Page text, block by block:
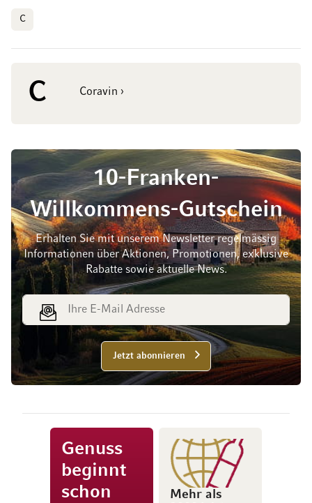
C
C Coravin ›
10-Franken-
Willkommens-Gutschein
Erhalten Sie mit unserem Newsletter regelmässig
Informationen über Aktionen, Promotionen, exklusive
Rabatte sowie aktuelle News.
E-Mail Adresse
Jetzt abonnieren
Genuss
beginnt
schon
Mehr als